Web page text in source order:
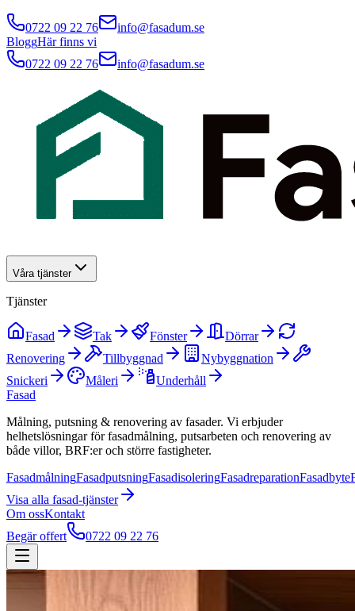
0722 09 22 76
info@fasadum.se
BloggHär finns vi
0722 09 22 76
info@fasadum.se
Våra tjänster
Tjänster
Fasad Tak Fönster
Dörrar
Renovering
Tillbyggnad
Nybyggnation
Snickeri
Måleri
Underhåll
Fasad
Målning, putsning & renovering av fasader. Vi erbjuder
helhetslösningar för fasadmålning, putsarbeten och renovering av
både villor, BRF:er och större fastigheter.
FasadmålningFasadputsningFasadisoleringFasadreparationFasadbyte
Visa alla fasad-tjänster
Om ossKontakt
Begär offert
0722 09 22 76